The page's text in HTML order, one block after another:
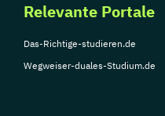
Relevante Portale
Das-Richtige-studieren.de
Wegweiser-duales-Studium.de